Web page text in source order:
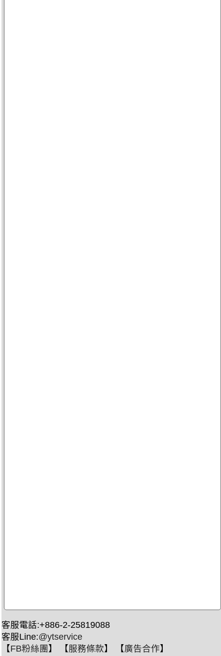
客服電話:+886-2-25819088
客服Line:@ytservice
【FB粉絲團 】 【服務條款】 【廣告合作】